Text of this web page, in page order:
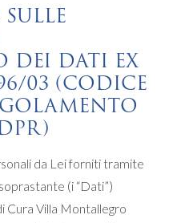
DEI DATI EX
03 (CODICE
da Lei forniti tramite
(i “Dati”)
Cura Villa Montallegro